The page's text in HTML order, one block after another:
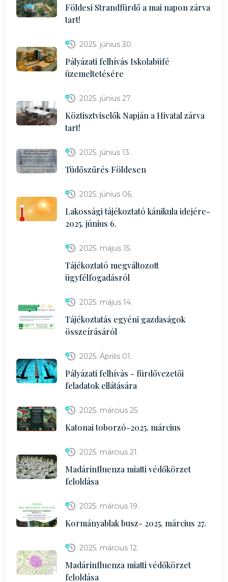
Földesi Strandfürdő a mai napon zárva
tart!
2025. június 30.
Pályázati felhívás Iskolabüfé
üzemeltetésére
2025. június 27.
Köztisztviselők Napján a Hivatal zárva
tart!
2025. június 13.
Tüdőszűrés Földesen
2025. június 06.
Lakossági tájékoztató kánikula idejére-
2025. június 6.
2025. május 15.
Tájékoztató megváltozott
ügyfélfogadásról
2025. május 14.
Tájékoztatás egyéni gazdaságok
összeírásáról
2025. Április 01.
Pályázati felhívás - fürdővezetői
feladatok ellátására
2025. március 25.
Katonai toborzó-2025. március
2025. március 21.
Madárinfluenza miatti védőkörzet
feloldása
2025. március 19.
Kormányablak busz- 2025. március 27.
2025. március 12.
Madárinfluenza miatti védőkörzet
feloldása